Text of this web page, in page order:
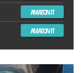
AMAZON IT
AMAZON IT